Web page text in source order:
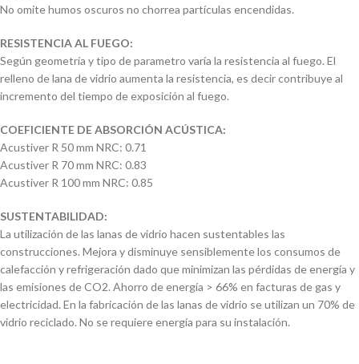
No omite humos oscuros no chorrea partículas encendidas.
RESISTENCIA AL FUEGO:
Según geometría y tipo de parametro varía la resistencia al fuego. El
relleno de lana de vidrio aumenta la resistencia, es decir contribuye al
incremento del tiempo de exposición al fuego.
COEFICIENTE DE ABSORCIÓN ACÚSTICA:
Acustiver R 50 mm NRC: 0.71
Acustiver R 70 mm NRC: 0.83
Acustiver R 100 mm NRC: 0.85
SUSTENTABILIDAD:
La utilización de las lanas de vidrio hacen sustentables las
construcciones. Mejora y disminuye sensiblemente los consumos de
calefacción y refrigeración dado que minimizan las pérdidas de energía y
las emisiones de CO2. Ahorro de energía > 66% en facturas de gas y
electricidad. En la fabricación de las lanas de vidrio se utilizan un 70% de
vidrio reciclado. No se requiere energía para su instalación.